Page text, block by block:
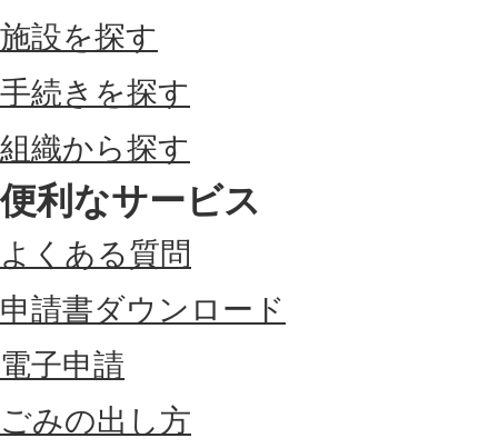
施設を探す
手続きを探す
組織から探す
便利なサービス
よくある質問
申請書ダウンロード
電子申請
ごみの出し方